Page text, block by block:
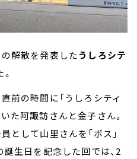
解散を発表したうしろシテ
前の時間に「うしろシティ
た阿諏訪さんと金子さん。
として山里さんを「ボス」
生日を記念した回では、2